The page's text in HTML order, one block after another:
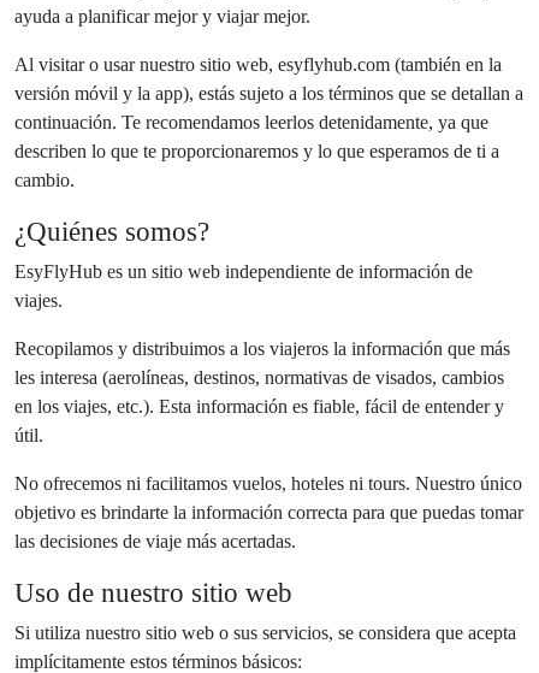
ayuda a planificar mejor y viajar mejor.
Al visitar o usar nuestro sitio web, esyflyhub.com (también en la
versión móvil y la app), estás sujeto a los términos que se detallan a
continuación. Te recomendamos leerlos detenidamente, ya que
describen lo que te proporcionaremos y lo que esperamos de ti a
cambio.
¿Quiénes somos?
EsyFlyHub es un sitio web independiente de información de
viajes.
Recopilamos y distribuimos a los viajeros la información que más
les interesa (aerolíneas, destinos, normativas de visados, cambios
en los viajes, etc.). Esta información es fiable, fácil de entender y
útil.
No ofrecemos ni facilitamos vuelos, hoteles ni tours. Nuestro único
objetivo es brindarte la información correcta para que puedas tomar
las decisiones de viaje más acertadas.
Uso de nuestro sitio web
Si utiliza nuestro sitio web o sus servicios, se considera que acepta
implícitamente estos términos básicos: